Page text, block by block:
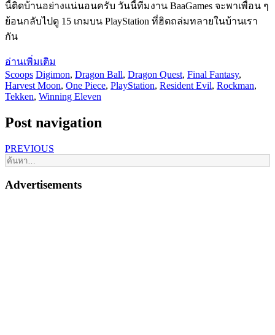
นี้ติดบ้านอย่างแน่นอนครับ วันนี้ทีมงาน BaaGames จะพาเพื่อน ๆ
ย้อนกลับไปดู 15 เกมบน PlayStation ที่ฮิตถล่มทลายในบ้านเรา
กัน
อ่านเพิ่มเติม
Scoops Digimon, Dragon Ball, Dragon Quest, Final Fantasy,
Harvest Moon, One Piece, PlayStation, Resident Evil, Rockman,
Tekken, Winning Eleven
Post navigation
PREVIOUS
Advertisements